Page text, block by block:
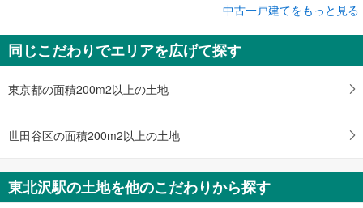
世田谷区北沢4丁目
7,780万円
2LDK
土地面積 49.88m
中古一戸建てをもっと見る
同じこだわりでエリアを広げて探す
東京都の面積200m2以上の土地
世田谷区の面積200m2以上の土地
東北沢駅の土地を他のこだわりから探す